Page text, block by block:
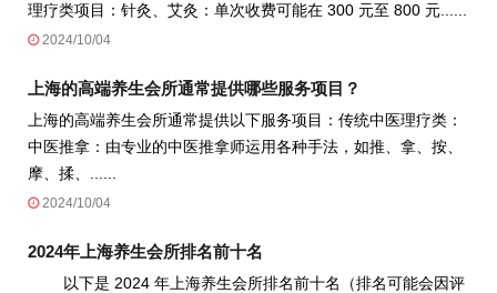
理疗类项目：针灸、艾灸：单次收费可能在 300 元至 800 元......
2024/10/04
上海的高端养生会所通常提供哪些服务项目？
上海的高端养生会所通常提供以下服务项目：传统中医理疗类：
中医推拿：由专业的中医推拿师运用各种手法，如推、拿、按、
摩、揉、......
2024/10/04
2024年上海养生会所排名前十名
以下是 2024 年上海养生会所排名前十名（排名可能会因评